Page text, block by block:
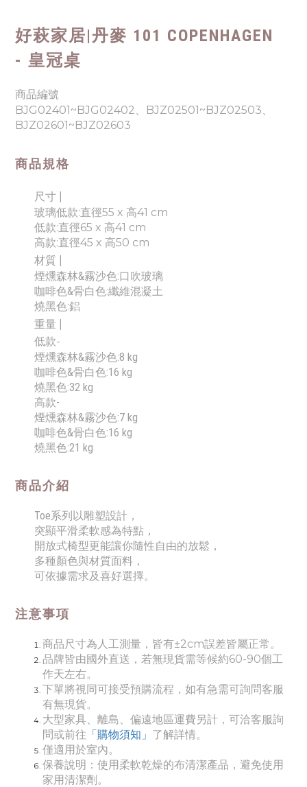
好萩家居|丹麥 101 COPENHAGEN
- 皇冠桌
商品編號
BJG02401~BJG02402、BJZ02501~BJZ02503、
BJZ02601~BJZ02603
商品規格
尺寸 |
玻璃低款:直徑55 x 高41 cm
低款:直徑65 x 高41 cm
高款:直徑45 x 高50 cm
材質 |
煙燻森林&霧沙色:口吹玻璃
咖啡色&骨白色:纖維混凝土
燒黑色:鋁
重量 |
低款-
煙燻森林&霧沙色:8 kg
咖啡色&骨白色:16 kg
燒黑色:32 kg
高款-
煙燻森林&霧沙色:7 kg
咖啡色&骨白色:16 kg
燒黑色:21 kg
商品介紹
Toe系列以雕塑設計 ，
突顯平滑柔軟感為特點 ，
開放式椅型更能讓你隨性自由的放鬆 ，
多種顏色與材質面料 ，
可依據需求及喜好選擇。
注意事項
商品尺寸為人工測量，皆有±2cm誤差皆屬正常。
品牌皆由國外直送，若無現貨需等候約60-90個工
作天左右。
下單將視同可接受預購流程，如有急需可詢問客服
有無現貨。
大型家具、離島、偏遠地區運費另計，可洽客服詢
問或前往 「購物須知」 了解詳情。
僅適用於室內。
保養說明：使用柔軟乾燥的布清潔產品，避免使用
家用清潔劑。